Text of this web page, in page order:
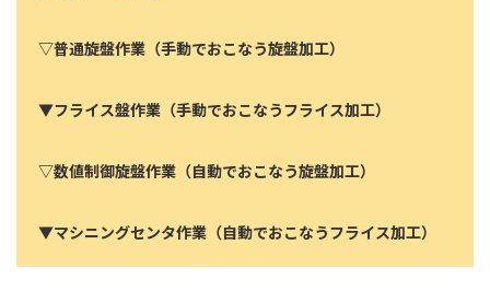
▽普通旋盤作業（手動でおこなう旋盤加工）
▼フライス盤作業（手動でおこなうフライス加工）
▽数値制御旋盤作業（自動でおこなう旋盤加工）
▼マシニングセンタ作業（自動でおこなうフライス加工）